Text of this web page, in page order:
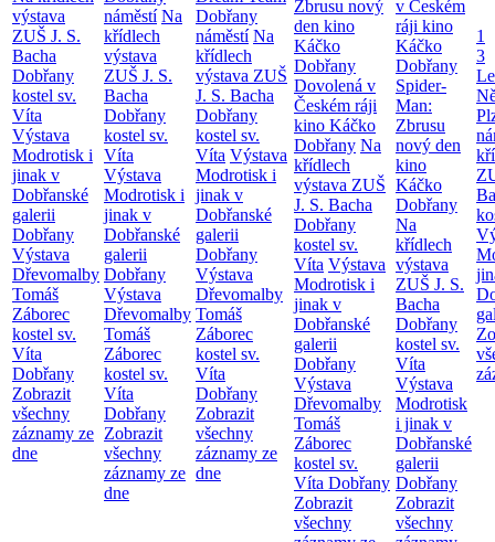
výstava
ZUŠ J. S.
Bacha
Dobřany
kostel sv.
Víta
Výstava
Modrotisk i
jinak v
Dobřanské
galerii
Dobřany
Výstava
Dřevomalby
Tomáš
Záborec
kostel sv.
Víta
Dobřany
Zobrazit
všechny
záznamy ze
dne
náměstí Na
křídlech
výstava
ZUŠ J. S.
Bacha
Dobřany
kostel sv.
Víta
Výstava
Modrotisk i
jinak v
Dobřanské
galerii
Dobřany
Výstava
Dřevomalby
Tomáš
Záborec
kostel sv.
Víta
Dobřany
Zobrazit
všechny
záznamy ze
dne
Dobřany
náměstí Na
křídlech
výstava ZUŠ
J. S. Bacha
Dobřany
kostel sv.
Víta Výstava
Modrotisk i
jinak v
Dobřanské
galerii
Dobřany
Výstava
Dřevomalby
Tomáš
Záborec
kostel sv.
Víta
Dobřany
Zobrazit
všechny
záznamy ze
dne
Zbrusu nový
den kino
Káčko
Dobřany
Dovolená v
Českém ráji
kino Káčko
Dobřany Na
křídlech
výstava ZUŠ
J. S. Bacha
Dobřany
kostel sv.
Víta Výstava
Modrotisk i
jinak v
Dobřanské
galerii
Dobřany
Výstava
Dřevomalby
Tomáš
Záborec
kostel sv.
Víta Dobřany
Zobrazit
všechny
v Českém
ráji kino
Káčko
Dobřany
Spider-
Man:
Zbrusu
nový den
kino
Káčko
Dobřany
Na
křídlech
výstava
ZUŠ J. S.
Bacha
Dobřany
kostel sv.
Víta
Výstava
Modrotisk
i jinak v
Dobřanské
galerii
Dobřany
Zobrazit
všechny
1
3